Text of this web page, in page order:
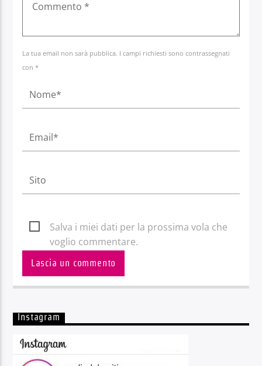
La tua email non sarà pubblica. I campi richiesti sono contrassegnati
con *
Salva i miei dati per la prossima vola che
voglio commentare.
Instagram